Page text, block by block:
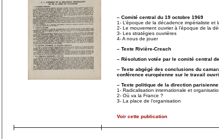
– Comité central du 19 octobre 1969
1- L’époque de la décadence impérialiste et
2- Le mouvement ouvrier à l’époque de la
3- Les stratégies ouvrières
4- A nous de jouer
– Texte Rivière-Creach
– Résolution votée par le comité central
– Texte abgégé des conclusions du
conférence européenne sur le travail
– Texte politique de la direction
1- Radicalisation internationale et
2- Où va la France ?
3- La place de l’organisation
Voir cette publication